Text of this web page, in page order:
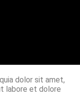
dolor sit amet,
labore et dolore